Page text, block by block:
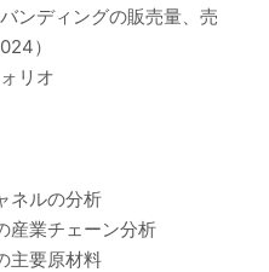
ンディングの販売量、売
）
リオ
ネルの分析
産業チェーン分析
主要原材料